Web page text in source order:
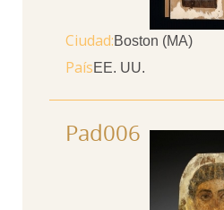
Ciudad Boston (MA)
PaísEE. UU.
Pad006